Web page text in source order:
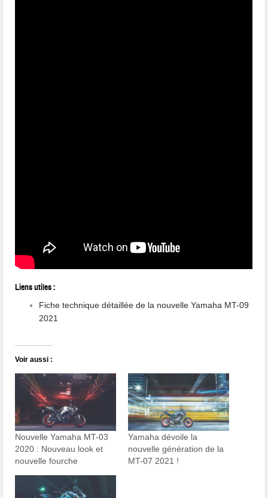
Liens utiles :
Fiche technique détaillée de la nouvelle Yamaha MT-09
2021
Voir aussi :
Nouvelle Yamaha MT-03
2020 : Nouveau look et
nouvelle fourche
Yamaha dévoile la
nouvelle génération de la
MT-07 2021 !